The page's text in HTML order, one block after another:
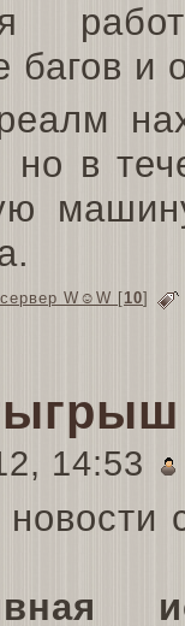
багов и
но в
W☺W [10]
14:53